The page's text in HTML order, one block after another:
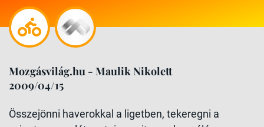
Mozgásvilág.hu - Maulik Nikolett
2009/04/15
Összejönni haverokkal a ligetben, tekeregni a